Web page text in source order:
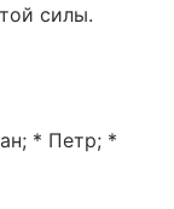
силы.
* Петр; *